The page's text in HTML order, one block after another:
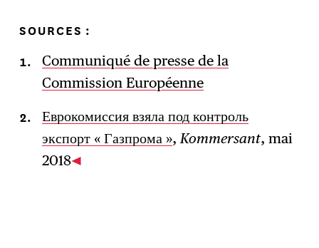
SOURCES :
Communiqué de presse de la
Commission Européenne
Еврокомиссия взяла под контроль
экспорт « Газпрома »,Kommersant, mai
2018